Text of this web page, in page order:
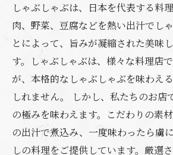
しゃぶしゃぶは、日本を代表する料理
肉、野菜、豆腐などを熱い出汁でし
とによって、旨みが凝縮された美味
す。しゃぶしゃぶは、様々な料理店
が、本格的なしゃぶしゃぶを味わえ
しれません。 しかし、私たちのお店
の極みを味わえます。こだわりの素
の出汁で煮込み、一度味わったら虜
しの料理をご提供しています。厳選